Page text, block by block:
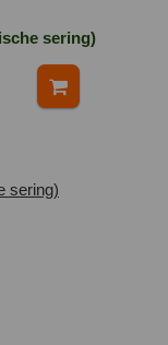
sering)